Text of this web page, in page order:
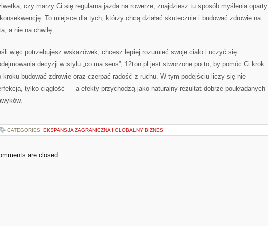
czy marzy Ci się regularna jazda na rowerze, znajdziesz tu sposób myślenia oparty
To miejsce dla tych, którzy chcą działać skutecznie i budować zdrowie na
a nie na chwilę.
więc potrzebujesz wskazówek, chcesz lepiej rozumieć swoje ciało i uczyć się
decyzji w stylu „co ma sens”, 12ton.pl jest stworzone po to, by pomóc Ci krok
kroku budować zdrowie oraz czerpać radość z ruchu. W tym podejściu liczy się nie
tylko ciągłość — a efekty przychodzą jako naturalny rezultat dobrze poukładanych
CATEGORIES: EKSPANSJA ZAGRANICZNA I GLOBALNY BIZNES
are closed.